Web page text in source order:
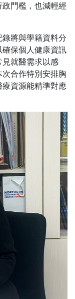
門檻，也減輕經
將與學籍資料分
保個人健康資訊
就醫需求以感
合作特別安排胸
資源能精準對應